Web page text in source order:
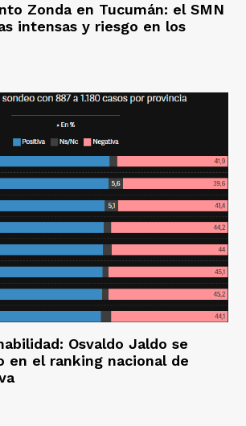
Zonda en Tucumán: el SMN
intensas y riesgo en los
Osvaldo Jaldo se
en el ranking nacional de